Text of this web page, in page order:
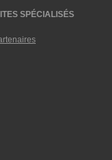
SPÉCIALISÉS